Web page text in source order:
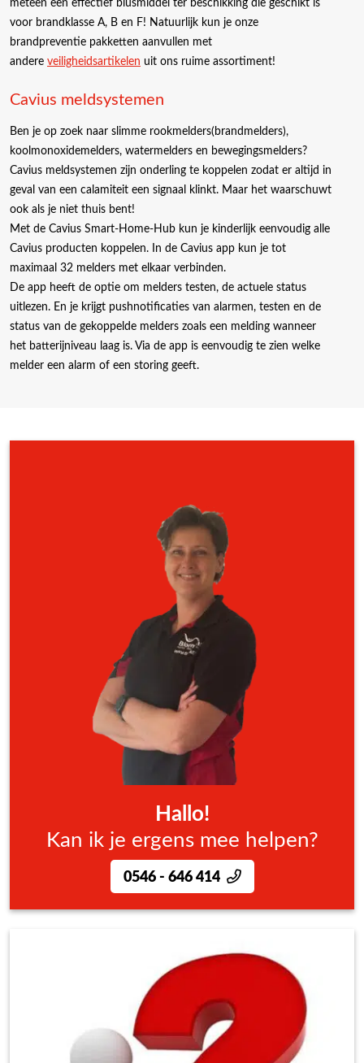
meteen een effectief blusmiddel ter beschikking die geschikt is
voor brandklasse A, B en F! Natuurlijk kun je onze
brandpreventie pakketten aanvullen met
andere veiligheidsartikelen uit ons ruime assortiment!
Cavius meldsystemen
Ben je op zoek naar slimme rookmelders(brandmelders),
koolmonoxidemelders, watermelders en bewegingsmelders?
Cavius meldsystemen zijn onderling te koppelen zodat er altijd in
geval van een calamiteit een signaal klinkt. Maar het waarschuwt
ook als je niet thuis bent!
Met de Cavius Smart-Home-Hub kun je kinderlijk eenvoudig alle
Cavius producten koppelen. In de Cavius app kun je tot
maximaal 32 melders met elkaar verbinden.
De app heeft de optie om melders testen, de actuele status
uitlezen. En je krijgt pushnotificaties van alarmen, testen en de
status van de gekoppelde melders zoals een melding wanneer
het batterijniveau laag is. Via de app is eenvoudig te zien welke
melder een alarm of een storing geeft.
Hallo!
Kan ik je ergens mee helpen?
0546 - 646 414